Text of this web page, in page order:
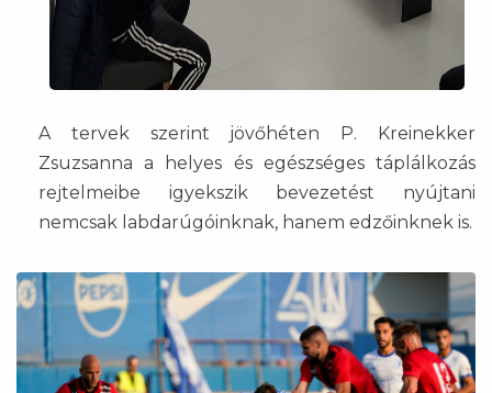
A tervek szerint jövőhéten P. Kreinekker
Zsuzsanna a helyes és egészséges táplálkozás
rejtelmeibe igyekszik bevezetést nyújtani
nemcsak labdarúgóinknak, hanem edzőinknek is.